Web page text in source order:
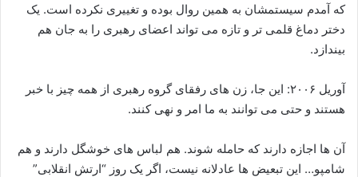
که آمدم سیستمشان به همین روال بوده و تغییری نکرده است. یک
دختر دماغ قلمی تر و تازه می ‌تواند اعضای رهبری را به جان هم
بیندازد.
آوریل ۲۰۰۶: این جا، زن‌ های رفقای گروه رهبری از همه چیز با خبر
هستند و حتی می‌ توانند به ما امر و نهی کنند.
آن ها اجازه دارند که حامله شوند. هم لباس ‌های خوشگل دارند و هم
شامپو… این تبعیض‌ ها عادلانه نیست، اگر یک روز “ارتش انقلابی”